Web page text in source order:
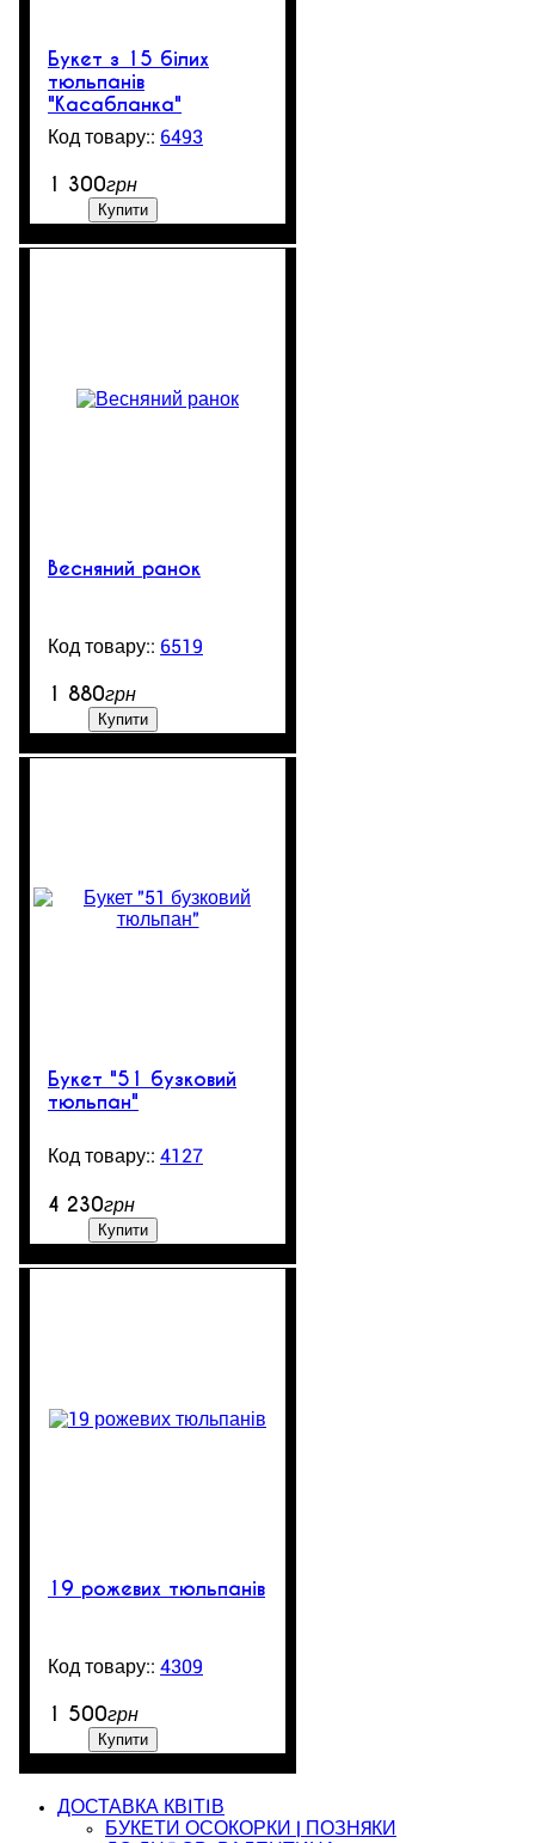
Букет з 15 білих
тюльпанів
"Касабланка"
6493
1 300грн
Купити
Весняний ранок
6519
1 880грн
Купити
Букет "51 бузковий
тюльпан"
4127
4 230грн
Купити
19 рожевих тюльпанів
4309
1 500грн
Купити
ДОСТАВКА КВІТІВ
БУКЕТИ ОСОКОРКИ | ПОЗНЯКИ